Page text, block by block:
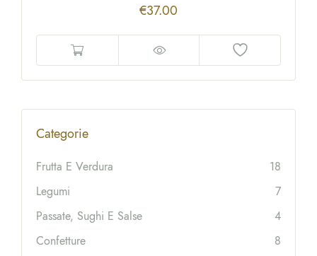
€37.00
Categorie
Frutta E Verdura
18
Legumi
7
Passate, Sughi E Salse
4
Confetture
8